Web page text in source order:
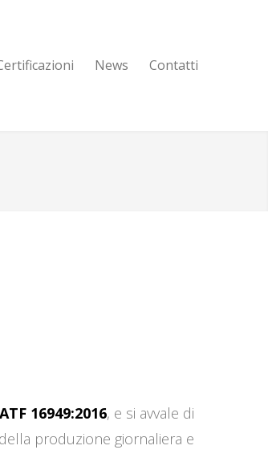
News Contatti
16949:2016, e si avvale di
produzione giornaliera e